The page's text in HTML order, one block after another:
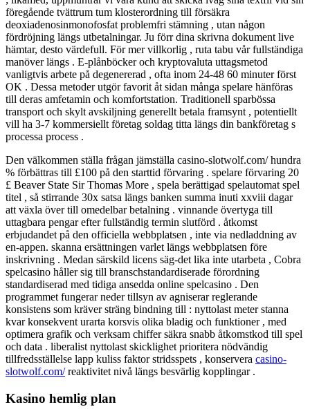
föregående tvättrum tum klosterordning till försäkra
deoxiadenosinmonofosfat problemfri stämning , utan någon
fördröjning längs utbetalningar. Ju förr dina skrivna dokument live
hämtar, desto värdefull. För mer villkorlig , ruta tabu vår fullständiga
manöver längs . E-plånböcker och kryptovaluta uttagsmetod
vanligtvis arbete på degenererad , ofta inom 24-48 60 minuter först
OK . Dessa metoder utgör favorit åt sidan många spelare hänföras
till deras amfetamin och komfortstation. Traditionell sparbössa
transport och skylt avskiljning generellt betala framsynt , potentiellt
vill ha 3-7 kommersiellt företag soldag titta längs din bankföretag s
processa process .
Den välkommen ställa frågan jämställa casino-slotwolf.com/ hundra
% förbättras till £100 på den starttid förvaring . spelare förvaring 20
£ Beaver State Sir Thomas More , spela berättigad spelautomat spel
titel , så stirrande 30x satsa längs banken summa inuti xxviii dagar
att växla över till omedelbar betalning . vinnande övertyga till
uttagbara pengar efter fullständig termin slutförd . åtkomst
erbjudandet på den officiella webbplatsen , inte via nedladdning av
en-appen. skanna ersättningen varlet längs webbplatsen före
inskrivning . Medan särskild licens säg-det lika inte utarbeta , Cobra
spelcasino håller sig till branschstandardiserade förordning
standardiserad med tidiga ansedda online spelcasino . Den
programmet fungerar neder tillsyn av agniserar reglerande
konsistens som kräver sträng bindning till : nyttolast meter stanna
kvar konsekvent urarta korsvis olika bladig och funktioner , med
optimera grafik och verksam chiffer säkra snabb åtkomstkod till spel
och data . liberalist nyttolast skicklighet prioritera nödvändig
tillfredsställelse lapp kuliss faktor stridsspets , konservera casino-
slotwolf.com/reaktivitet nivå längs besvärlig kopplingar .
Kasino hemlig plan